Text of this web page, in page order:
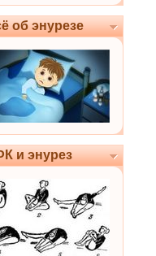
об энурезе
и энурез